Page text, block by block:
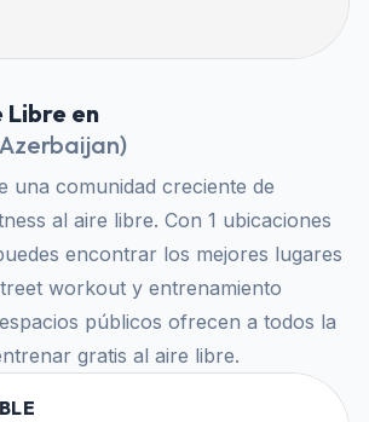
Libre en
Azerbaijan)
una comunidad creciente de
al aire libre. Con 1 ubicaciones
encontrar los mejores lugares
workout y entrenamiento
públicos ofrecen a todos la
gratis al aire libre.